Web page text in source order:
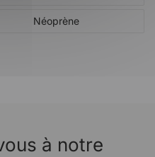
Néoprène
à notre